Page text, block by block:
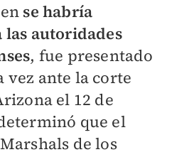
se habría
las autoridades
, fue presentado
ante la corte
el 12 de
que el
de los